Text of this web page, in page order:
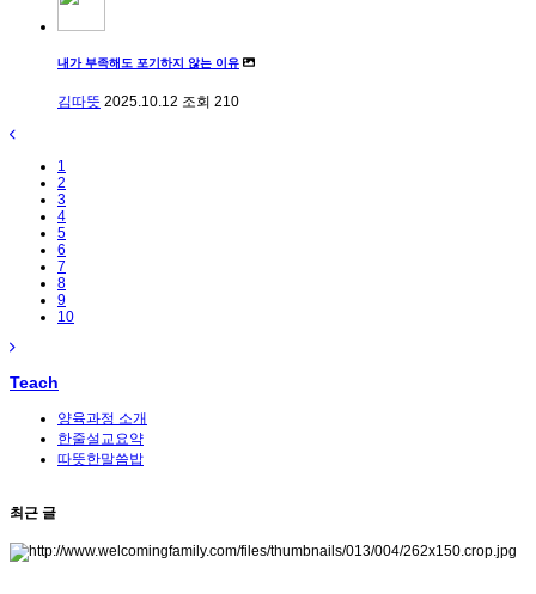
내가 부족해도 포기하지 않는 이유
김따뜻 2025.10.12 조회 210
1
2
3
4
5
6
7
8
9
10
Teach
양육과정 소개
한줄설교요약
따뜻한말씀밥
최근 글